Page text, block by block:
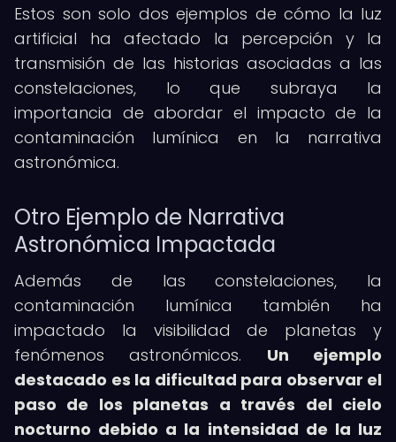
Estos son solo dos ejemplos de cómo la luz
artificial ha afectado la percepción y la
transmisión de las historias asociadas a las
constelaciones, lo que subraya la
importancia de abordar el impacto de la
contaminación lumínica en la narrativa
astronómica.
Otro Ejemplo de Narrativa
Astronómica Impactada
Además de las constelaciones, la
contaminación lumínica también ha
impactado la visibilidad de planetas y
fenómenos astronómicos. Un ejemplo
destacado es la dificultad para observar el
paso de los planetas a través del cielo
nocturno debido a la intensidad de la luz